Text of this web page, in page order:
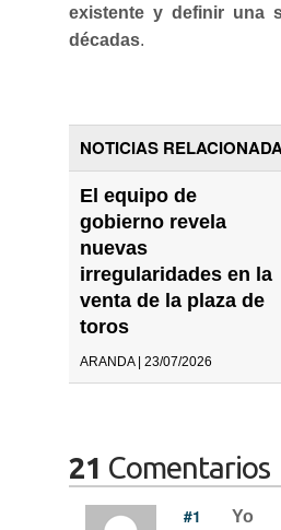
existente y definir una
décadas.
NOTICIAS
El equipo de
gobierno revela
nuevas
irregularidades en la
venta de la plaza de
toros
ARANDA | 23/07/2026
21 Comentarios
#1 Yo